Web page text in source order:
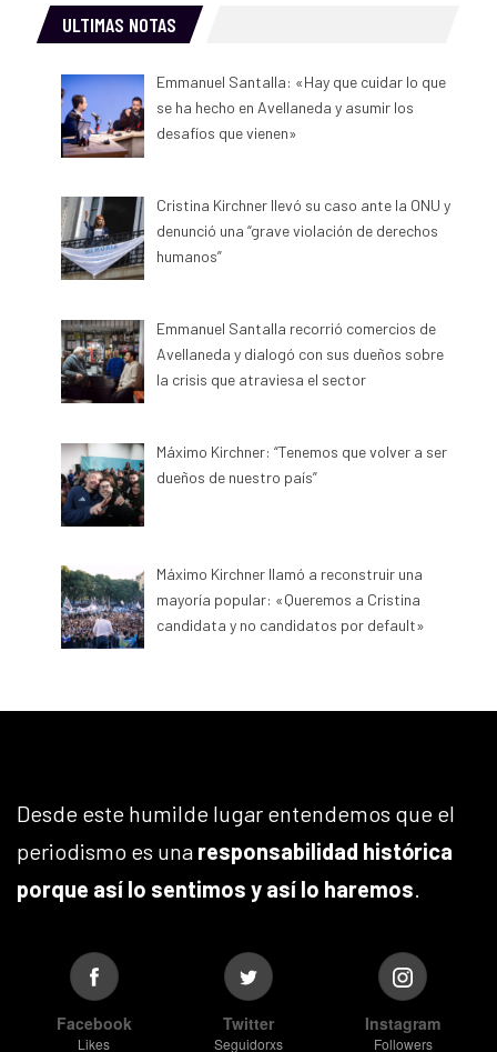
ULTIMAS NOTAS
Emmanuel Santalla: «Hay que cuidar lo que
se ha hecho en Avellaneda y asumir los
desafíos que vienen»
Cristina Kirchner llevó su caso ante la ONU y
denunció una “grave violación de derechos
humanos”
Emmanuel Santalla recorrió comercios de
Avellaneda y dialogó con sus dueños sobre
la crisis que atraviesa el sector
Máximo Kirchner: “Tenemos que volver a ser
dueños de nuestro país”
Máximo Kirchner llamó a reconstruir una
mayoría popular: «Queremos a Cristina
candidata y no candidatos por default»
Desde este humilde lugar entendemos que el
periodismo es una responsabilidad histórica
porque así lo sentimos y así lo haremos.
Facebook
Likes
Twitter
Seguidorxs
Instagram
Followers